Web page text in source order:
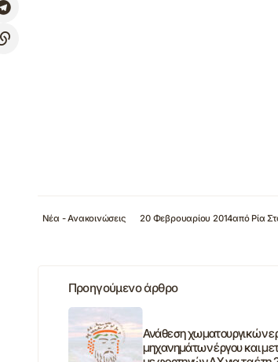
Νέα - Ανακοινώσεις 20 Φεβρουαρίου 2014από Ρία
Προηγούμενο άρθρο
Ανάθεση χωματουργικών
μηχανημάτων έργου και